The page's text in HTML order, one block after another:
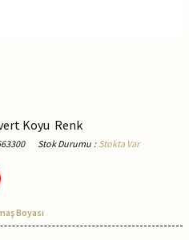
Koyu Renk
Stok Durumu : Stokta Var
Boyası